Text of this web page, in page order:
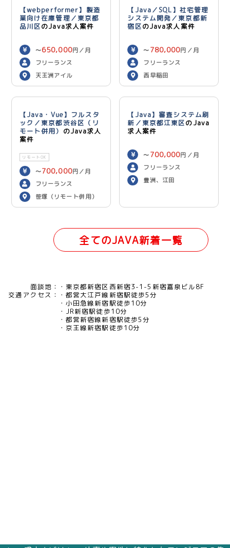
【webperformer】製造
業向け在庫管理／東京都
品川区のJava求人案件
〜650,000円／月
フリーランス
天王洲アイル
【Java／SQL】社宅管理
システム開発／東京都新
宿区のJava求人案件
〜 780,000円／月
フリーランス
西早稲田
【Java・Vue】フルスタ
ック／東京都渋谷区（リ
モート併用） のJava求人
案件
リモートOK
〜700,000円／月
フリーランス
笹塚（リモート併用）
【Java】審査システム刷
新／東京都江東区のJava
求人案件
〜 700,000円／月
フリーランス
豊洲、江田
全てのJAVA新着一覧
面談地：
東京都新宿区西新宿3-1-5新宿嘉泉ビル8F
交通アクセス：
都営大江戸線新宿駅徒歩5分
小田急線新宿駅徒歩10分
JR新宿駅徒歩10分
都営新宿線新宿駅徒歩5分
京王線新宿駅徒歩10分